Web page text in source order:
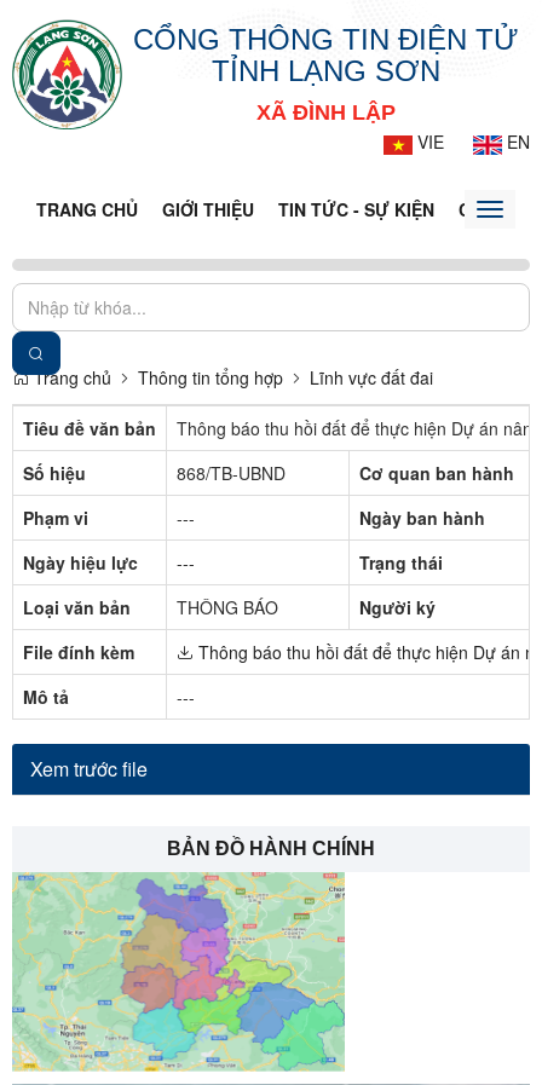
CỔNG THÔNG TIN ĐIỆN TỬ
TỈNH LẠNG SƠN
XÃ ĐÌNH LẬP
VIE
EN
TRANG CHỦ GIỚI THIỆU TIN TỨC - SỰ KIỆN CỔNGToggle
Trang chủ Thông tin tổng hợp Lĩnh vực đất đai
Tiêu đề văn bản
Thông báo thu hồi đất để thực hiện Dự án
Số hiệu
868/TB-UBND
Cơ quan ban hành
Phạm vi
---
Ngày ban hành
Ngày hiệu lực
---
Trạng thái
Loại văn bản
THÔNG BÁO
Người ký
File đính kèm
Thông báo thu hồi đất để thực hiện Dự án
Mô tả
---
Xem trước file
BẢN ĐỒ HÀNH CHÍNH